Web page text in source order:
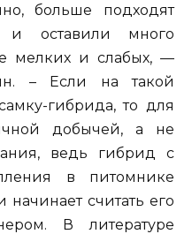
больше подходят
и оставили много
мелких и слабых, —
– Если на такой
гибрида, то для
добычей, а не
ведь гибрид с
в питомнике
начинает считать его
В литературе